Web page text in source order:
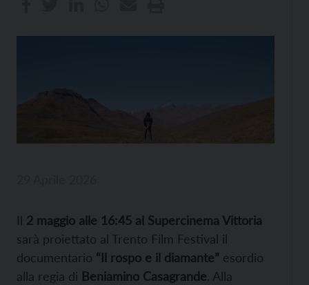
Il 2 maggio alle 16:45 al Supercinema Vittoria
sarà proiettato al Trento Film Festival il
documentario “Il rospo e il diamante” esordio
alla regia di Beniamino Casagrande. Alla